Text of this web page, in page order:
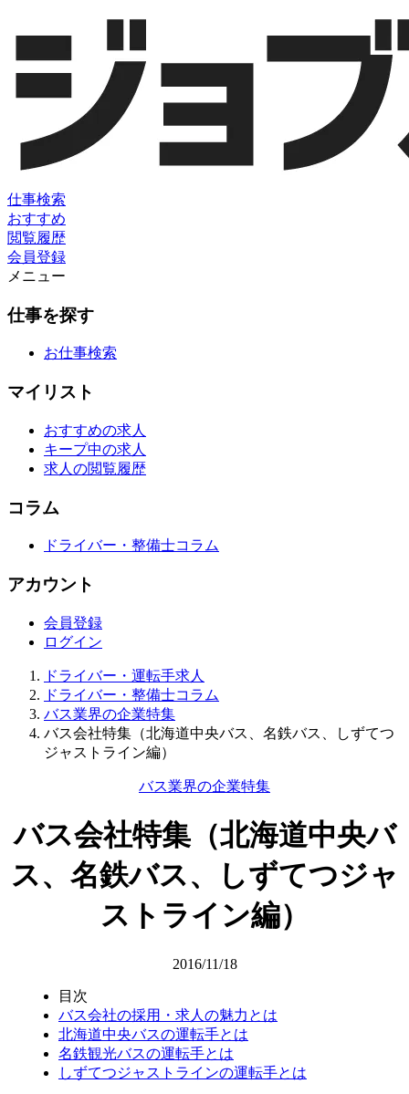
仕事検索
おすすめ
閲覧履歴
会員登録
メニュー
仕事を探す
お仕事検索
マイリスト
おすすめの求人
キープ中の求人
求人の閲覧履歴
コラム
ドライバー・整備士コラム
アカウント
会員登録
ログイン
ドライバー・運転手求人
ドライバー・整備士コラム
バス業界の企業特集
バス会社特集（北海道中央バス、名鉄バス、しずてつ
ジャストライン編）
バス業界の企業特集
バス会社特集（北海道中央バ
ス、名鉄バス、しずてつジャ
ストライン編）
2016/11/18
目次
バス会社の採用・求人の魅力とは
北海道中央バスの運転手とは
名鉄観光バスの運転手とは
しずてつジャストラインの運転手とは